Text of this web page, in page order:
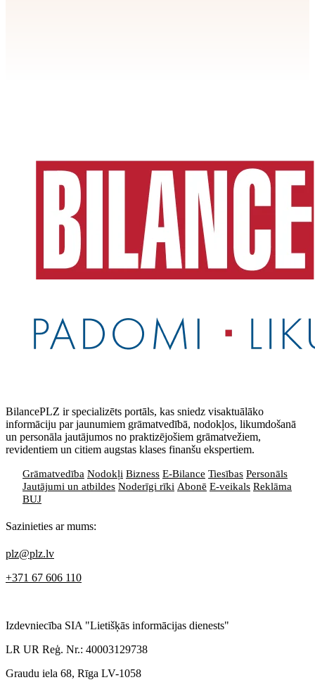
BilancePLZ ir specializēts portāls, kas sniedz visaktuālāko
informāciju par jaunumiem grāmatvedībā, nodokļos, likumdošanā
un personāla jautājumos no praktizējošiem grāmatvežiem,
revidentiem un citiem augstas klases finanšu ekspertiem.
Grāmatvedība Nodokļi Bizness E-Bilance Tiesības Personāls
Jautājumi un atbildes Noderīgi rīki Abonē E-veikals Reklāma
BUJ
Sazinieties ar mums:
plz@plz.lv
+371 67 606 110
Izdevniecība SIA "Lietišķās informācijas dienests"
LR UR Reģ. Nr.: 40003129738
Graudu iela 68, Rīga LV-1058